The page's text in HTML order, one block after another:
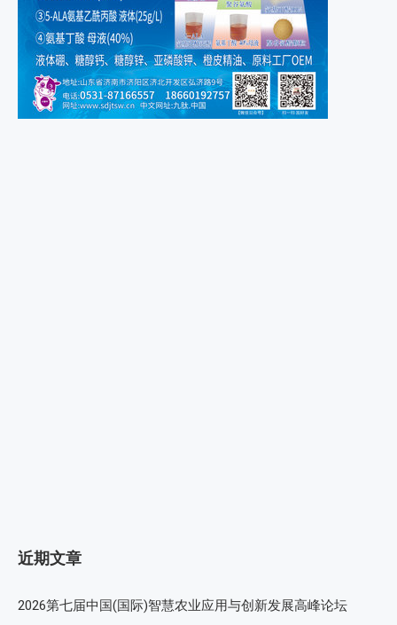
近期文章
2026第七届中国(国际)智慧农业应用与创新发展高峰论坛